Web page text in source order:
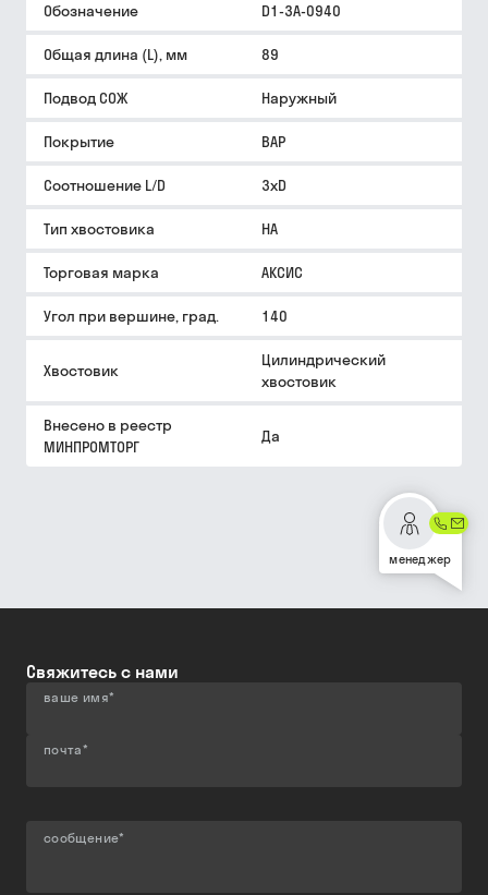
Обозначение D1-3A-0940
Общая длина (L), мм 89
Подвод СОЖ Наружный
Покрытие BAP
Соотношение L/D 3xD
Тип хвостовика HA
Торговая марка АКСИС
Угол при вершине, град. 140
Хвостовик
Цилиндрический
хвостовик
Внесено в реестр
МИНПРОМТОРГ
Да
менеджер
Свяжитесь с нами
ваше имя*
почта*
сообщение*